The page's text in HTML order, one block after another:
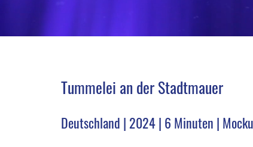
Tummelei an der Stadtmauer
Deutschland | 2024 | 6 Minuten |